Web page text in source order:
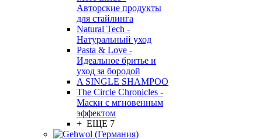
Авторские продукты
для стайлинга
Natural Tech -
Натуральный уход
Pasta & Love -
Идеальное бритье и
уход за бородой
A SINGLE SHAMPOO
The Circle Chronicles -
Маски с мгновенным
эффектом
+ ЕЩЕ 7